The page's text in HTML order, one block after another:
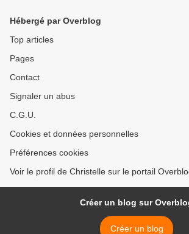
Hébergé par Overblog
Top articles
Pages
Contact
Signaler un abus
C.G.U.
Cookies et données personnelles
Préférences cookies
Voir le profil de Christelle sur le portail
Créer un blog sur
Créer un blog